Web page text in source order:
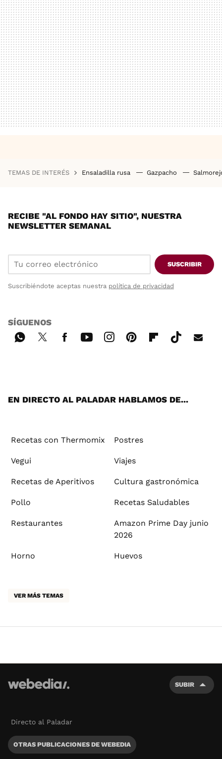
TEMAS DE INTERÉS Ensaladilla rusa Gazpacho
RECIBE "AL FONDO HAY SITIO", NUESTRA
NEWSLETTER SEMANAL
SUSCRIBIR
Suscribiéndote aceptas nuestra política de privacidad
SÍGUENOS
EN DIRECTO AL PALADAR HABLAMOS DE...
Recetas con Thermomix Postres
Vegui Viajes
Recetas de Aperitivos Cultura gastronómica
Pollo Recetas Saludables
Restaurantes
Amazon Prime Day junio
2026
Horno Huevos
VER MÁS TEMAS
SUBIR
Directo al Paladar
OTRAS PUBLICACIONES DE WEBEDIA